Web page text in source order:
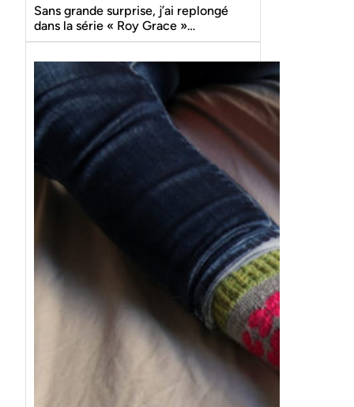
Sans grande surprise, j’ai replongé
dans la série « Roy Grace »…